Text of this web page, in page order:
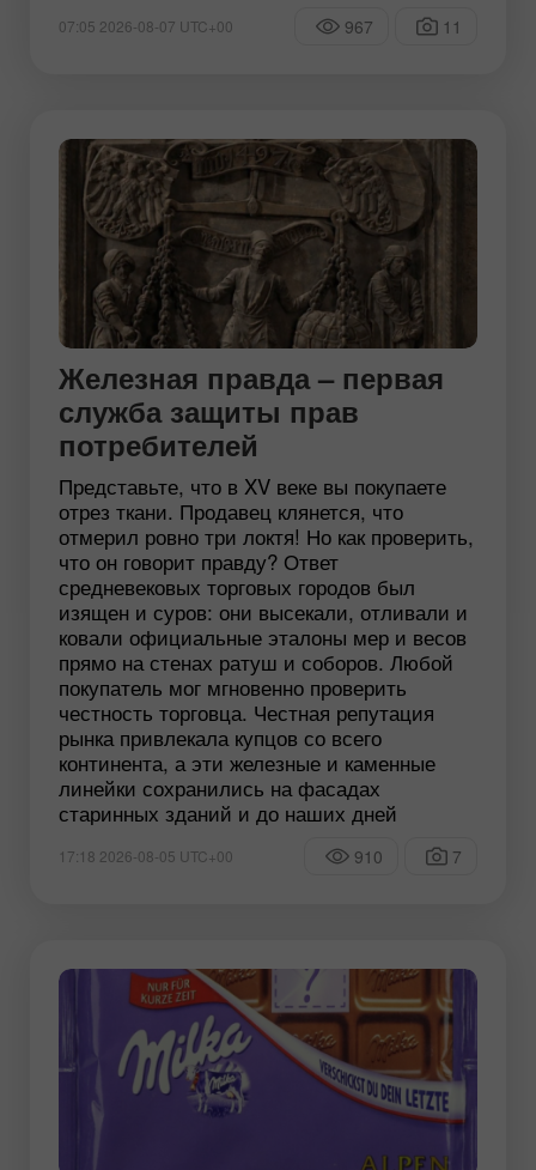
07:05 2026-08-07 UTC+00 967 11
Железная правда – первая
служба защиты прав
потребителей
Представьте, что в XV веке вы покупаете
отрез ткани. Продавец клянется, что
отмерил ровно три локтя! Но как проверить,
что он говорит правду? Ответ
средневековых торговых городов был
изящен и суров: они высекали, отливали и
ковали официальные эталоны мер и весов
прямо на стенах ратуш и соборов. Любой
покупатель мог мгновенно проверить
честность торговца. Честная репутация
рынка привлекала купцов со всего
континента, а эти железные и каменные
линейки сохранились на фасадах
старинных зданий и до наших дней
17:18 2026-08-05 UTC+00 910 7